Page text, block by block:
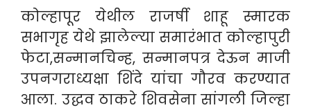
कोल्हापूर येथील राजर्षी शाहू स्मारक
सभागृह येथे झालेल्या समारंभात कोल्हापुरी
फेटा,सन्मानचिन्ह, सन्मानपत्र देऊन माजी
उपनगराध्यक्षा शिंदे यांचा गौरव करण्यात
आला. उद्धव ठाकरे शिवसेना सांगली जिल्हा